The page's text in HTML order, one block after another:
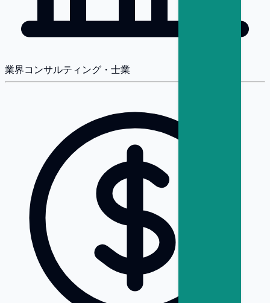
業界コンサルティング・士業